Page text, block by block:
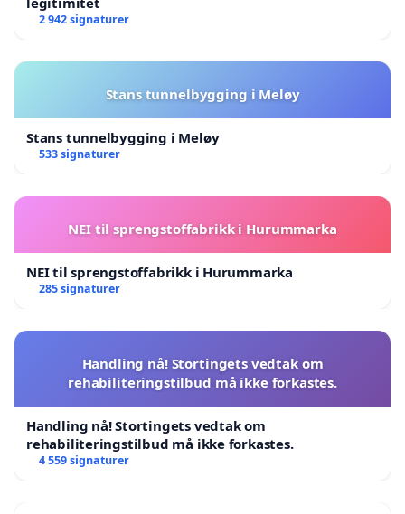
2 942 signaturer
Stans tunnelbygging i Meløy
Stans tunnelbygging i Meløy
533 signaturer
NEI til sprengstoffabrikk i Hurummarka
NEI til sprengstoffabrikk i Hurummarka
285 signaturer
Handling nå! Stortingets vedtak om
rehabiliteringstilbud må ikke forkastes.
Handling nå! Stortingets vedtak om
rehabiliteringstilbud må ikke forkastes.
4 559 signaturer